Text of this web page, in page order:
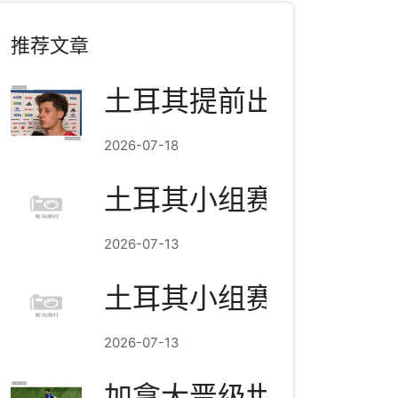
推荐文章
土耳其提前出局，居
2026-07-18
土耳其小组赛结束：3
2026-07-13
土耳其小组赛结束：3
2026-07-13